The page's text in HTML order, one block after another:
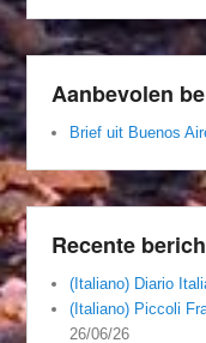
Aanbevolen
Brief uit Buenos
Recente
(Italiano) Diario
(Italiano) Piccoli
26/06/26